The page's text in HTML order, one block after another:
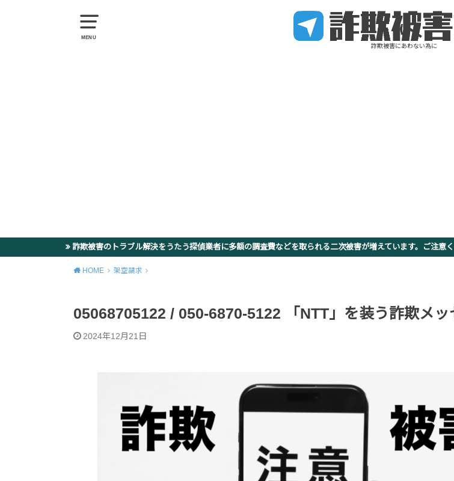
MENU
詐欺被害にあわない為に
詐欺被害のトラブル解決をうたう探偵業者に多額の調査費などを取られる二次被害が増えています。
HOME 架空請求
05068705122 / 050-6870-5122 「NTT」を装う詐欺メッ
2024年12月21日